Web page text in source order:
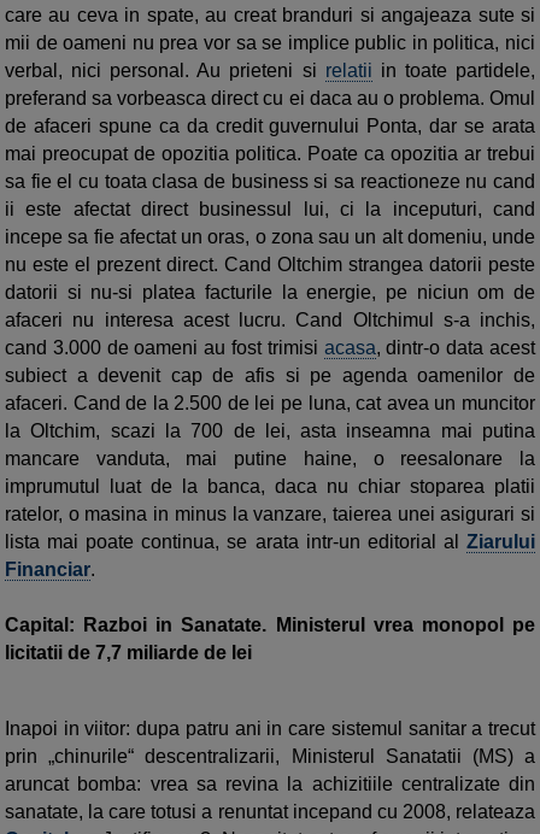
care au ceva in spate, au creat branduri si angajeaza sute si
mii de oameni nu prea vor sa se implice public in politica, nici
verbal, nici personal. Au prieteni si relatii in toate partidele,
preferand sa vorbeasca direct cu ei daca au o problema. Omul
de afaceri spune ca da credit guvernului Ponta, dar se arata
mai preocupat de opozitia politica. Poate ca opozitia ar trebui
sa fie el cu toata clasa de business si sa reactioneze nu cand
ii este afectat direct businessul lui, ci la inceputuri, cand
incepe sa fie afectat un oras, o zona sau un alt domeniu, unde
nu este el prezent direct. Cand Oltchim strangea datorii peste
datorii si nu-si platea facturile la energie, pe niciun om de
afaceri nu interesa acest lucru. Cand Oltchimul s-a inchis,
cand 3.000 de oameni au fost trimisi acasa, dintr-o data acest
subiect a devenit cap de afis si pe agenda oamenilor de
afaceri. Cand de la 2.500 de lei pe luna, cat avea un muncitor
la Oltchim, scazi la 700 de lei, asta inseamna mai putina
mancare vanduta, mai putine haine, o reesalonare la
imprumutul luat de la banca, daca nu chiar stoparea platii
ratelor, o masina in minus la vanzare, taierea unei asigurari si
lista mai poate continua, se arata intr-un editorial al Ziarului
Financiar.
Capital: Razboi in Sanatate. Ministerul vrea monopol pe
licitatii de 7,7 miliarde de lei
Inapoi in viitor: dupa patru ani in care sistemul sanitar a trecut
prin „chinurile“ descentralizarii, Ministerul Sanatatii (MS) a
aruncat bomba: vrea sa revina la achizitiile centralizate din
sanatate, la care totusi a renuntat incepand cu 2008, relateaza